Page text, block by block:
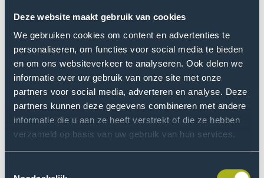
Deze website maakt gebruik van cookies
We gebruiken cookies om content en advertenties te
personaliseren, om functies voor social media te bieden
en om ons websiteverkeer te analyseren. Ook delen we
informatie over uw gebruik van onze site met onze
partners voor social media, adverteren en analyse. Deze
partners kunnen deze gegevens combineren met andere
informatie die u aan ze heeft verstrekt of die ze hebben
verzameld op basis van uw gebruik van hun services.
Doorstuderen
Aan de hogeschool
Wil je verder studeren? Dan kun je een master volgen
aan De Haagse Hogeschool Pro. Denk bijvoorbeeld aan
deMaster of Business Administration (MBA). Andere
masters die goed op je bachelor aansluiten zijn
deMaster of Financial Management and Controlof
deMaster Risicomanagement. Je studiecoach kijkt
graag samen met jou hoe je je loopbaantraject